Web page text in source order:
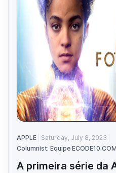
APPLE
Saturday, July 8, 2023
Columnist: Equipe ECODE10.COM
A primeira série da